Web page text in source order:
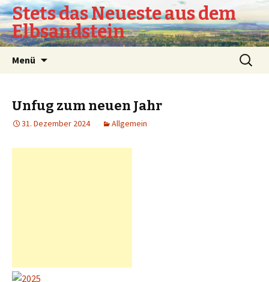
Stets das Neueste aus dem
Elbsandstein
Menü
Suchen
nach:
Unfug zum neuen Jahr
31. Dezember 2024 Allgemein